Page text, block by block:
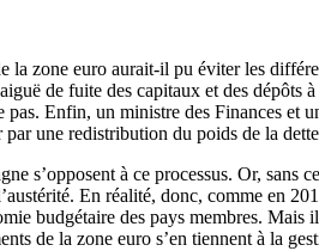
la zone euro aurait-il pu éviter les
de fuite des capitaux et des
pas. Enfin, un ministre des Finances et
par une redistribution du poids de la
s’opposent à ce processus. Or, sans
En réalité, donc, comme en
budgétaire des pays membres.
de la zone euro s’en tiennent à la